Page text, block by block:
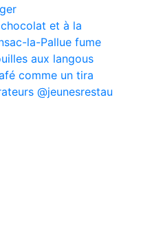
et à la
la-Pallue fume
aux langous
comme un tira
@jeunesrestau